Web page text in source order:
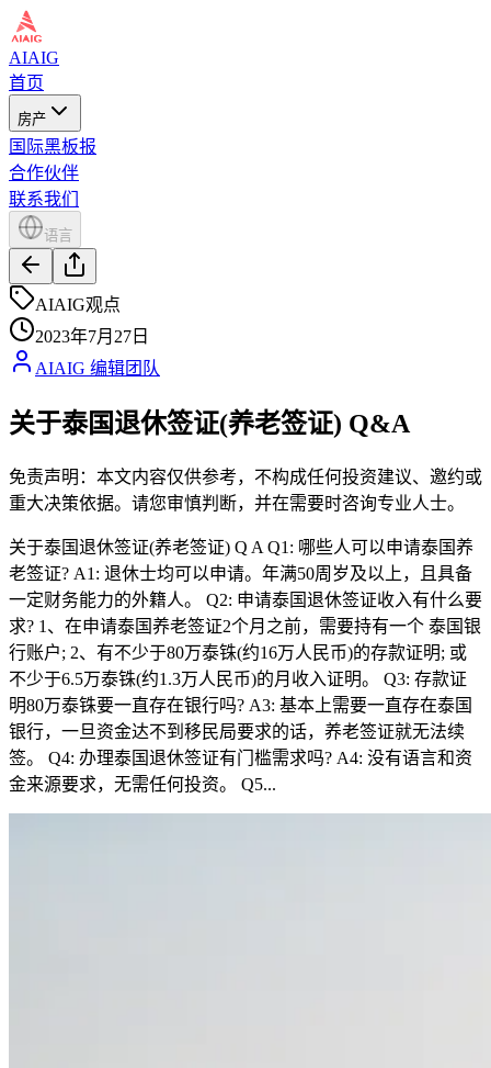
AIAIG
首页
房产
国际黑板报
合作伙伴
联系我们
语言
AIAIG观点
2023年7月27日
AIAIG 编辑团队
关于泰国退休签证(养老签证) Q&A
免责声明：本文内容仅供参考，不构成任何投资建议、邀约或
重大决策依据。请您审慎判断，并在需要时咨询专业人士。
关于泰国退休签证(养老签证) Q A Q1: 哪些人可以申请泰国养
老签证? A1: 退休士均可以申请。年满50周岁及以上，且具备
一定财务能力的外籍人。 Q2: 申请泰国退休签证收入有什么要
求? 1、在申请泰国养老签证2个月之前，需要持有一个 泰国银
行账户; 2、有不少于80万泰铢(约16万人民币)的存款证明; 或
不少于6.5万泰铢(约1.3万人民币)的月收入证明。 Q3: 存款证
明80万泰铢要一直存在银行吗? A3: 基本上需要一直存在泰国
银行，一旦资金达不到移民局要求的话，养老签证就无法续
签。 Q4: 办理泰国退休签证有门槛需求吗? A4: 没有语言和资
金来源要求，无需任何投资。 Q5...